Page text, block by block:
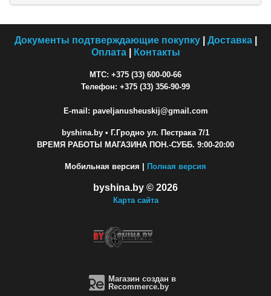
Документы подтверждающие покупку| Доставка|
Оплата| Контакты
МТС: +375 (33) 600-00-66
Телефон: +375 (33) 356-90-99
E-mail: paveljanusheuskij@gmail.com
byshina.by • Г.Гродно ул. Пестрака 7/1
ВРЕМЯ РАБОТЫ МАГАЗИНА ПОН.-СУББ. 9:00-20:00
Мобильная версия | Полная версия
byshina.by © 2026
Карта сайта
Магазин создан в
Recommerce.by